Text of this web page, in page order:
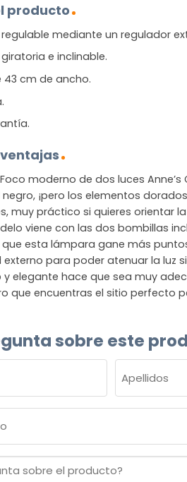
producto
mediante un regulador
e inclinable.
43 cm de ancho.
moderno de dos luces Anne’s
¡pero los elementos
muy práctico si quieres orientar
viene con las dos bombillas
que esta lámpara gane más
para poder atenuar la luz
y elegante hace que sea muy
que encuentras el sitio perfecto
sobre este
Apellidos